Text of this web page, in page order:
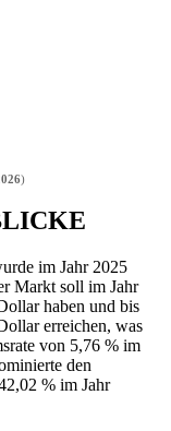
)
im Jahr 2025
Markt soll im Jahr
haben und bis
erreichen, was
von 5,76 % im
den
% im Jahr